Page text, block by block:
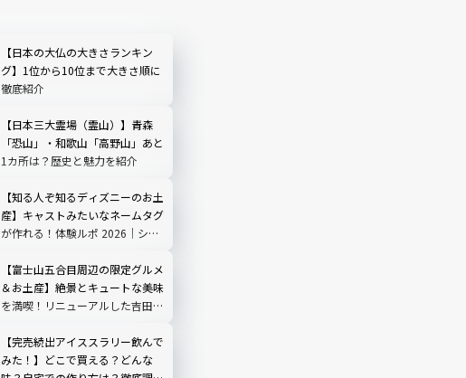
【日本の大仏の大きさランキン
グ】1位から10位まで大きさ順に
徹底紹介
【日本三大霊場（霊山）】青森
「恐山」・和歌山「高野山」あと
1カ所は？歴史と魅力を紹介
【知る人ぞ知るディズニーのお土
産】キャストみたいなネームタグ
が作れる！体験ルポ 2026｜シ
【富士山五合目周辺の限定グルメ
＆お土産】絶景とキュートな美味
を満喫！リニューアルした吉田ル
た！
【完売続出アイススラリー飲んで
みた！】どこで買える？どんな